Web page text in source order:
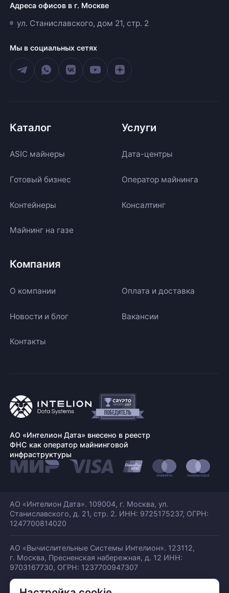
Адреса офисов в г. Москве
ул. Станиславского, дом 21, стр. 2
Мы в социальных сетях
Каталог
ASIC майнеры
Готовый бизнес
Контейнеры
Майнинг на газе
Услуги
Дата-центры
Оператор майнинга
Консалтинг
Компания
О компании Оплата и доставка
Новости и блог Вакансии
Контакты
АО «Интелион Дата» внесено в реестр
ФНС как оператор майнинговой
инфраструктуры
АО «Интелион Дата». 109004, г. Москва, ул.
Станиславского, д. 21, стр. 2. ИНН: 9725175237, ОГРН:
1247700814020
АО «Вычислительные Системы Интелион». 123112,
г. Москва, Пресненская набережная, д. 12 ИНН:
9703167730, ОГРН: 1237700947307